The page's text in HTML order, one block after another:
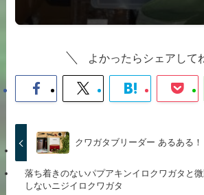
よかったらシェアして
クワガタブリーダー あるある！
落ち着きのないパプアキンイロクワガタと
しないニジイロクワガタ